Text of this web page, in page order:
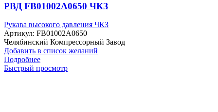
РВД FB01002A0650 ЧКЗ
Рукава высокого давления ЧКЗ
Артикул: FB01002A0650
Челябинский Компрессорный Завод
Добавить в список желаний
Подробнее
Быстрый просмотр